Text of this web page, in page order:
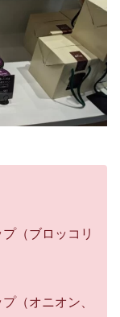
（ブロッコリ
（オニオン、